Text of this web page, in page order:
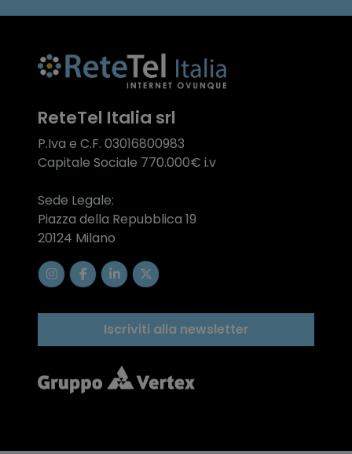
ReteTel Italia srl
P.Iva e C.F. 03016800983
Capitale Sociale 770.000€ i.v
Sede Legale:
Piazza della Repubblica 19
20124 Milano
Iscriviti alla newsletter